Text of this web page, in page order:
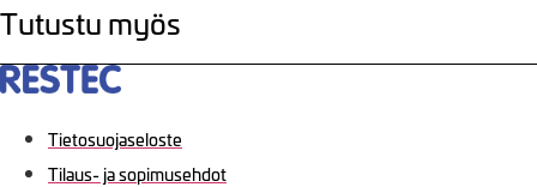
Tutustu myös
Tietosuojaseloste
Tilaus- ja sopimusehdot